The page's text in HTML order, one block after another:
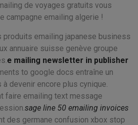
de voyages gratuits vous
campagne emailing algerie !
produits emailing japanese business
annuaire suisse genève groupe
e mailing newsletter in publisher
to google docs entraîne un
devenir encore plus cynique.
faire emailing text message
sage line 50 emailing invoices
des germane confusion xbox stop